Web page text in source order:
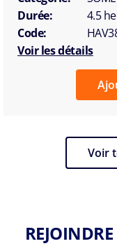
Durée:
4.5
Code:
Voir les détails
Voir